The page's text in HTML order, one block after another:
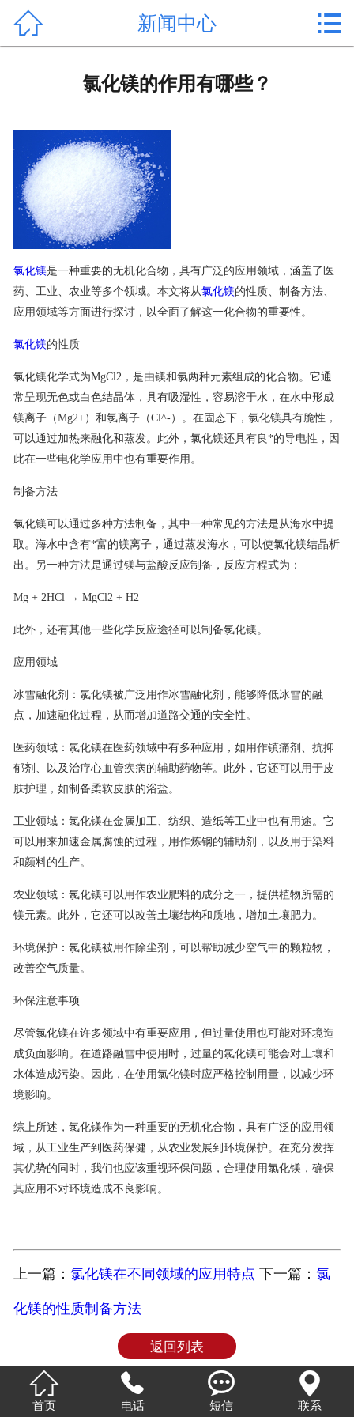
联系我们
 新闻中心 
氯化镁的作用有哪些？
氯化镁是一种重要的无机化合物，具有广泛的应用领域，涵盖了医
药、工业、农业等多个领域。本文将从氯化镁的性质、制备方法、
应用领域等方面进行探讨，以全面了解这一化合物的重要性。
氯化镁的性质
氯化镁化学式为MgCl2，是由镁和氯两种元素组成的化合物。它通
常呈现无色或白色结晶体，具有吸湿性，容易溶于水，在水中形成
镁离子（Mg2+）和氯离子（Cl^-）。在固态下，氯化镁具有脆性，
可以通过加热来融化和蒸发。此外，氯化镁还具有良*的导电性，因
此在一些电化学应用中也有重要作用。
制备方法
氯化镁可以通过多种方法制备，其中一种常见的方法是从海水中提
取。海水中含有*富的镁离子，通过蒸发海水，可以使氯化镁结晶析
出。另一种方法是通过镁与盐酸反应制备，反应方程式为：
Mg + 2HCl → MgCl2 + H2
此外，还有其他一些化学反应途径可以制备氯化镁。
应用领域
冰雪融化剂：氯化镁被广泛用作冰雪融化剂，能够降低冰雪的融
点，加速融化过程，从而增加道路交通的安全性。
医药领域：氯化镁在医药领域中有多种应用，如用作镇痛剂、抗抑
郁剂、以及治疗心血管疾病的辅助药物等。此外，它还可以用于皮
肤护理，如制备柔软皮肤的浴盐。
工业领域：氯化镁在金属加工、纺织、造纸等工业中也有用途。它
可以用来加速金属腐蚀的过程，用作炼钢的辅助剂，以及用于染料
和颜料的生产。
农业领域：氯化镁可以用作农业肥料的成分之一，提供植物所需的
镁元素。此外，它还可以改善土壤结构和质地，增加土壤肥力。
环境保护：氯化镁被用作除尘剂，可以帮助减少空气中的颗粒物，
改善空气质量。
环保注意事项
尽管氯化镁在许多领域中有重要应用，但过量使用也可能对环境造
成负面影响。在道路融雪中使用时，过量的氯化镁可能会对土壤和
水体造成污染。因此，在使用氯化镁时应严格控制用量，以减少环
境影响。
综上所述，氯化镁作为一种重要的无机化合物，具有广泛的应用领
域，从工业生产到医药保健，从农业发展到环境保护。在充分发挥
其优势的同时，我们也应该重视环保问题，合理使用氯化镁，确保
其应用不对环境造成不良影响。
上一篇： 氯化镁在不同领域的应用特点 下一篇： 氯
化镁的性质制备方法
返回列表

首页

电话

短信

联系